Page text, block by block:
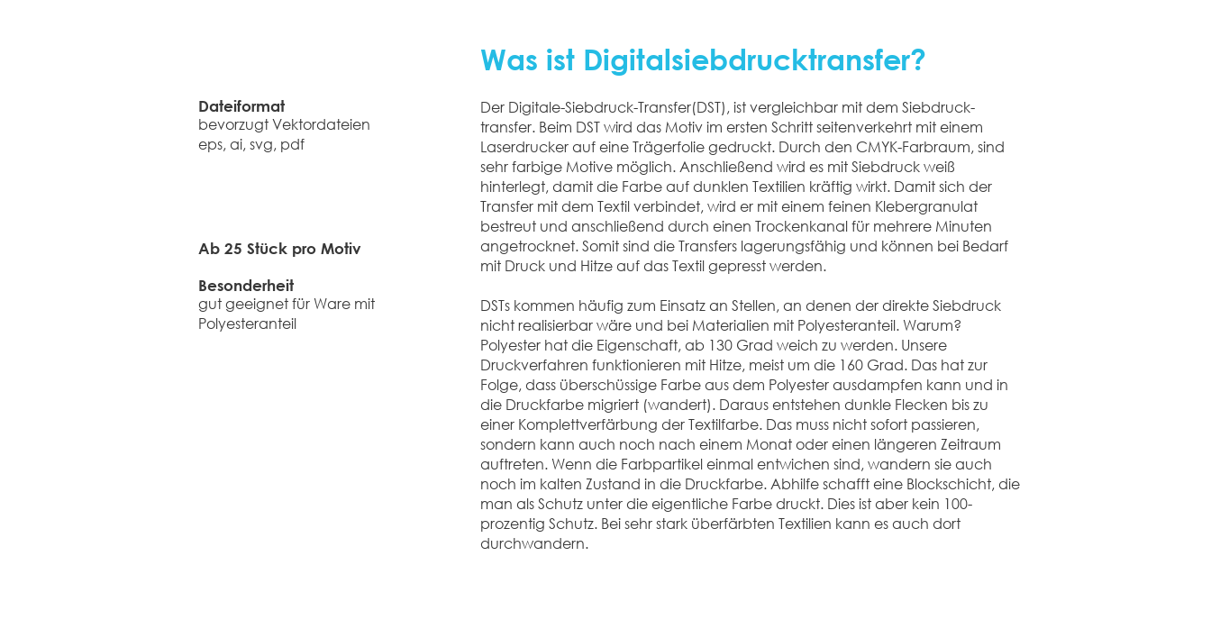
Dateiformat​
​bevorzugt Vektordateien
eps, ai, svg, pdf
Ab 25 Stück pro Motiv
Besonderheit
gut geeignet für Ware mit
Polyesteranteil
Was ist Digitalsiebdrucktransfer?
Der Digitale-Siebdruck-Transfer(DST), ist vergleichbar mit dem Siebdruck-
transfer. Beim DST wird das Motiv im ersten Schritt seitenverkehrt mit einem
Laserdrucker auf eine Trägerfolie gedruckt. Durch den CMYK-Farbraum, sind
sehr farbige Motive möglich. Anschließend wird es mit Siebdruck weiß
hinterlegt, damit die Farbe auf dunklen Textilien kräftig wirkt. Damit sich der
Transfer mit dem Textil verbindet, wird er mit einem feinen Klebergranulat
bestreut und anschließend durch einen Trockenkanal für mehrere Minuten
angetrocknet. Somit sind die Transfers lagerungsfähig und können bei Bedarf
mit Druck und Hitze auf das Textil gepresst werden.
DSTs kommen häufig zum Einsatz an Stellen, an denen der direkte Siebdruck
nicht realisierbar wäre und bei Materialien mit Polyesteranteil. Warum?
Polyester hat die Eigenschaft, ab 130 Grad weich zu werden. Unsere
Druckverfahren funktionieren mit Hitze, meist um die 160 Grad. Das hat zur
Folge, dass überschüssige Farbe aus dem Polyester ausdampfen kann und in
die Druckfarbe migriert (wandert). Daraus entstehen dunkle Flecken bis zu
einer Komplettverfärbung der Textilfarbe. Das muss nicht sofort passieren,
sondern kann auch noch nach einem Monat oder einen längeren Zeitraum
auftreten. Wenn die Farbpartikel einmal entwichen sind, wandern sie auch
noch im kalten Zustand in die Druckfarbe. Abhilfe schafft eine Blockschicht, die
man als Schutz unter die eigentliche Farbe druckt. Dies ist aber kein 100-
prozentig Schutz. Bei sehr stark überfärbten Textilien kann es auch dort
durchwandern.